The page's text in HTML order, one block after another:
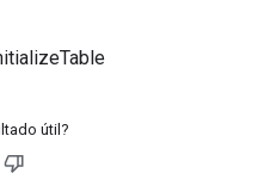
útil?